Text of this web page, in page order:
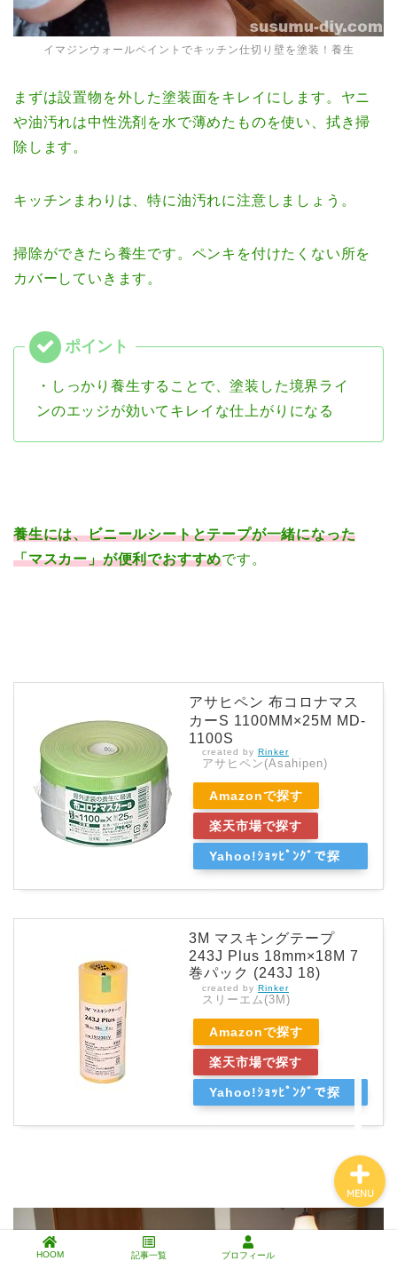
イマジンウォールペイントでキッチン仕切り壁を塗装！養生
まずは設置物を外した塗装面をキレイにします。ヤニ
や油汚れは中性洗剤を水で薄めたものを使い、拭き掃
除します。
キッチンまわりは、特に油汚れに注意しましょう。
掃除ができたら養生です。ペンキを付けたくない所を
カバーしていきます。
・しっかり養生することで、塗装した境界ライ
ンのエッジが効いてキレイな仕上がりになる
養生には、ビニールシートとテープが一緒になった
「マスカー」が便利でおすすめです。
アサヒペン 布コロナマス
カーS 1100MM×25M MD-
1100S
created by Rinker
アサヒペン(Asahipen)
Amazonで探す
楽天市場で探す
Yahoo!ｼｮｯﾋﾟﾝｸﾞで探
3M マスキングテープ
243J Plus 18mm×18M 7
巻パック (243J 18)
created by Rinker
スリーエム(3M)
Amazonで探す
楽天市場で探す
Yahoo!ｼｮｯﾋﾟﾝｸﾞで探
HOOM 記事一覧 プロフィール
MENU
エクステリアDIY
インテリアDIY
芝生と暮らす
工具・道具・材料